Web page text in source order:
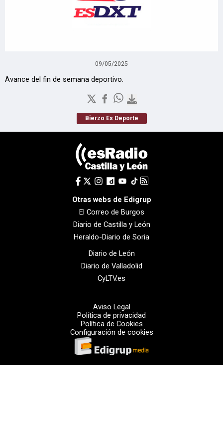
09/05/2025
Avance del fin de semana deportivo.
Bierzo Es Deporte
Otras webs de Edigrup
El Correo de Burgos
Diario de Castilla y León
Heraldo-Diario de Soria
Diario de León
Diario de Valladolid
CyLTV.es
Aviso Legal
Política de privacidad
Política de Cookies
Configuración de cookies